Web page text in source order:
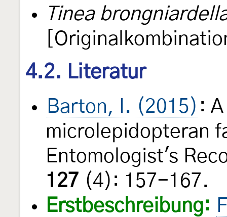
Tinea
4.2. Literatur
Barton, I. (2015) :
microlepidopteran
Entomologist's
127 (4): 157-167.
Erstbeschreibung: